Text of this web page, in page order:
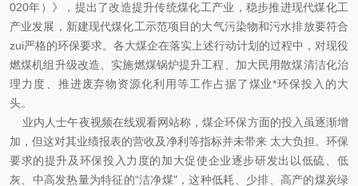
020年）》，提出了改造提升传统煤化工产业，稳步推进现代煤化工
产业发展，新建现代煤化工示范项目的大气污染物和污水排放要符合
zui严格的环保要求。各大煤企在落实上述行动计划的过程中，对现役
燃煤机组升级改造、实施燃煤锅炉提升工程、加大民用散煤清洁化治
理力度、推进废弃物资源化利用等工作占据了煤业*环保投入的大
头。
业内人士午夜视频在线观看网站称，煤企环保方面的投入虽逐渐增
加，但这对其业绩报表的营收及净利等指标并未带来 太大负担。环保
要求的提升及环保投入力度的加大促使企业逐步研发出以低硫、低
灰、中高发热量为特征的“洁净煤"，这种低耗、少排、高产的煤炭绿